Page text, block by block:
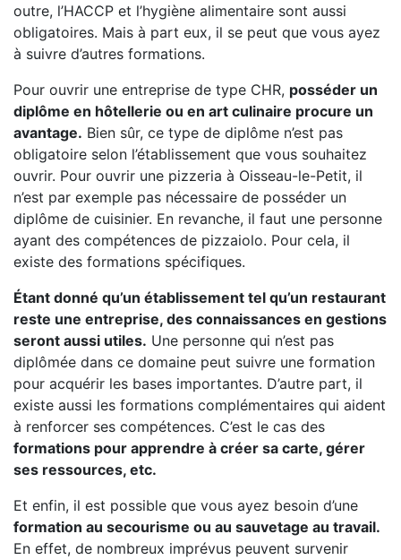
outre, l’HACCP et l’hygiène alimentaire sont aussi
obligatoires. Mais à part eux, il se peut que vous ayez
à suivre d’autres formations.
Pour ouvrir une entreprise de type CHR, posséder un
diplôme en hôtellerie ou en art culinaire procure un
avantage. Bien sûr, ce type de diplôme n’est pas
obligatoire selon l’établissement que vous souhaitez
ouvrir. Pour ouvrir une pizzeria à Oisseau-le-Petit, il
n’est par exemple pas nécessaire de posséder un
diplôme de cuisinier. En revanche, il faut une personne
ayant des compétences de pizzaiolo. Pour cela, il
existe des formations spécifiques.
Étant donné qu’un établissement tel qu’un restaurant
reste une entreprise, des connaissances en gestions
seront aussi utiles. Une personne qui n’est pas
diplômée dans ce domaine peut suivre une formation
pour acquérir les bases importantes. D’autre part, il
existe aussi les formations complémentaires qui aident
à renforcer ses compétences. C’est le cas des
formations pour apprendre à créer sa carte, gérer
ses ressources, etc.
Et enfin, il est possible que vous ayez besoin d’une
formation au secourisme ou au sauvetage au travail.
En effet, de nombreux imprévus peuvent survenir